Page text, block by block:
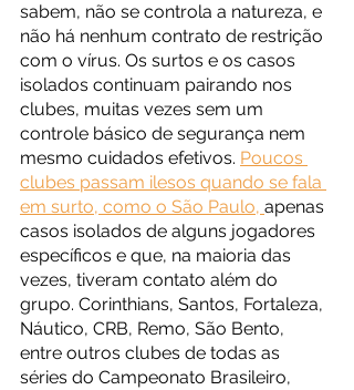
sabem, não se controla a natureza, e
não há nenhum contrato de restrição
com o vírus. Os surtos e os casos
isolados continuam pairando nos
clubes, muitas vezes sem um
controle básico de segurança nem
mesmo cuidados efetivos. Poucos
clubes passam ilesos quando se fala
em surto, como o São Paulo, apenas
casos isolados de alguns jogadores
específicos e que, na maioria das
vezes, tiveram contato além do
grupo. Corinthians, Santos, Fortaleza,
Náutico, CRB, Remo, São Bento,
entre outros clubes de todas as
séries do Campeonato Brasileiro,